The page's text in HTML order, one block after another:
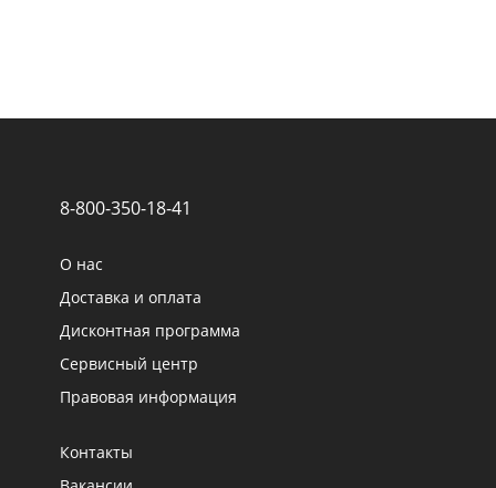
8-800-350-18-41
О нас
Доставка и оплата
Дисконтная программа
Сервисный центр
Правовая информация
Контакты